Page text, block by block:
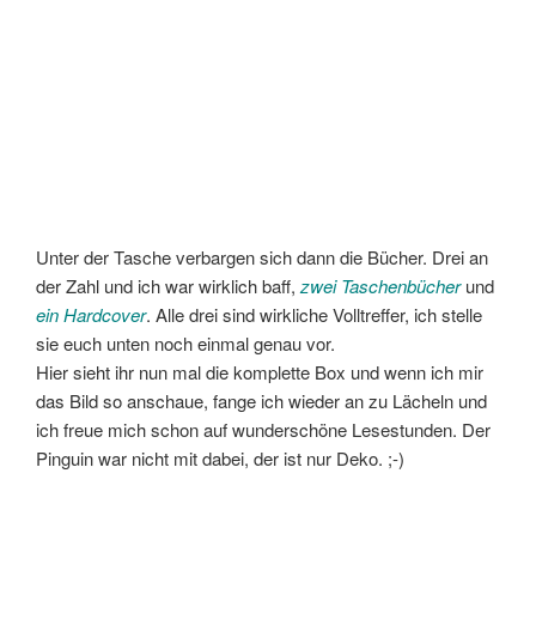
Unter der Tasche verbargen sich dann die Bücher. Drei an
der Zahl und ich war wirklich baff,zwei Taschenbücherund
ein Hardcover. Alle drei sind wirkliche Volltreffer, ich stelle
sie euch unten noch einmal genau vor.
Hier sieht ihr nun mal die komplette Box und wenn ich mir
das Bild so anschaue, fange ich wieder an zu Lächeln und
ich freue mich schon auf wunderschöne Lesestunden. Der
Pinguin war nicht mit dabei, der ist nur Deko. ;-)